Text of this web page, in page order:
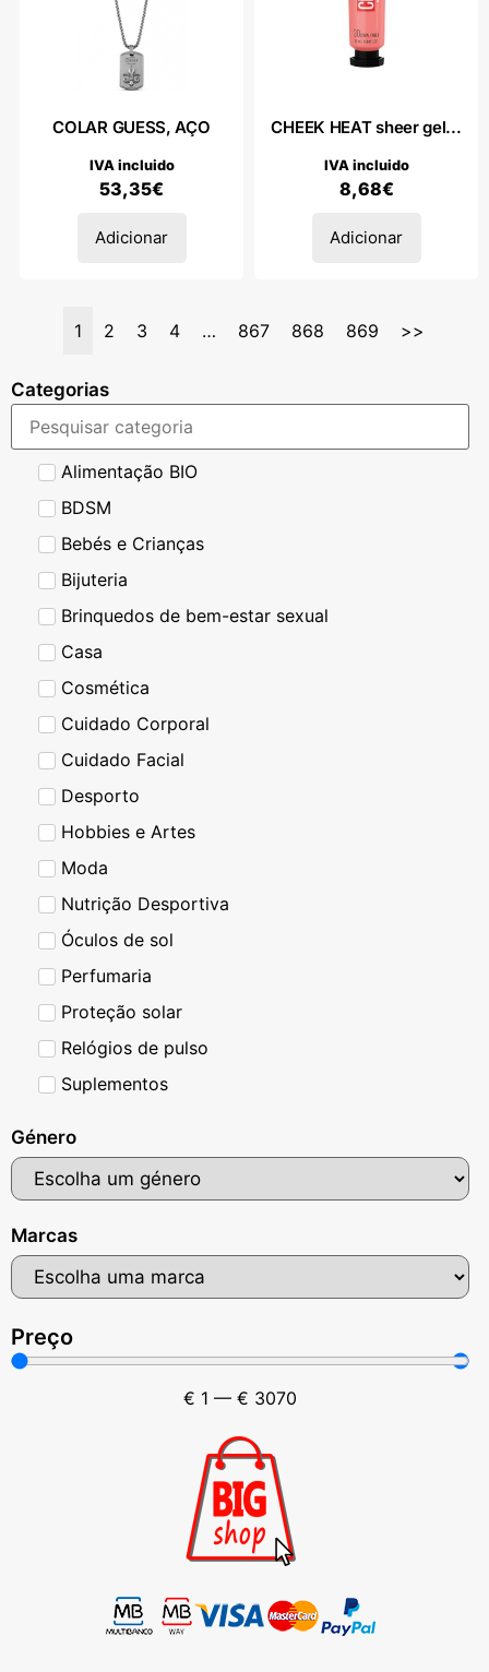
Categorias
Alimentação BIO
BDSM
Bebés e Crianças
Bijuteria
Brinquedos de bem-estar sexual
Casa
Cosmética
Cuidado Corporal
Cuidado Facial
Desporto
Hobbies e Artes
Moda
Nutrição Desportiva
Óculos de sol
Perfumaria
Proteção solar
Relógios de pulso
Suplementos
Género
Marcas
Preço
€ 1 — € 3070
COLAR GUESS, AÇO
53,35€
IVA incluido
Adicionar
CHEEK HEAT sheer gel...
8,68€
IVA incluido
Adicionar
1 2 3 4 … 867 868 869 >>